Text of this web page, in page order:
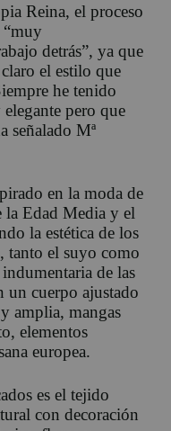
Reina, el proceso
“muy
detrás”, ya que
el estilo que
he tenido
pero que
señalado Mª
en la moda de
la Edad Media y el
la estética de los
el suyo como
de las
un cuerpo ajustado
amplia, mangas
elementos
europea.
es el tejido
con decoración